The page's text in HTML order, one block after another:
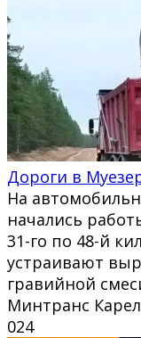
Дороги в
На
начались
31-го по 48-й
устраивают
гравийной
Минтранс
024